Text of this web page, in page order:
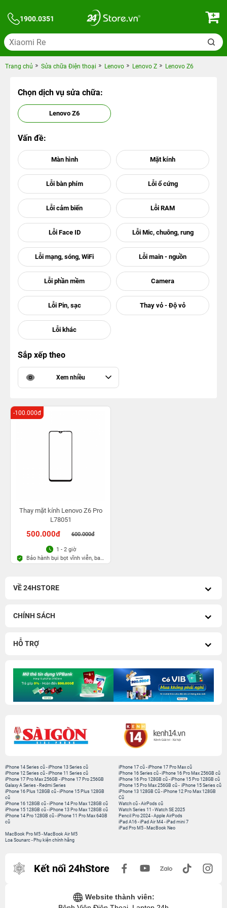
1900.0351
Trang chủ Sửa chữa Điện thoại Lenovo Lenovo Z Lenovo Z6
Chọn dịch vụ sửa chữa:
Lenovo Z6
Vấn đề:
Sắp xếp theo
Xem nhiều
Thay mặt kính Lenovo Z6 Pro
L78051
500.000đ 600.000đ
-100.000đ
1 - 2 giờ
Bảo hành bụi bọt vĩnh viễn, bao
rơi vỡ kính
VỀ 24HSTORE
CHÍNH SÁCH
HỖ TRỢ
iPhone 14 Series cũ -iPhone 13 Series cũ
iPhone 12 Series cũ -iPhone 11 Series cũ
iPhone 17 Pro Max 256GB -iPhone 17 Pro 256GB
Galaxy A Series - Redmi Series
iPhone 17 cũ -iPhone 17 Pro Max cũ
iPhone 16 Series cũ - iPhone 16 Pro Max 256GB cũ
iPhone 16 Pro 128GB cũ -iPhone 15 Pro 128GB cũ
iPhone 15 Pro Max 256GB cũ - iPhone 15 Series cũ
iPhone 16 Plus 128GB cũ -iPhone 15 Plus 128GB
cũ
iPhone 16 128GB cũ -iPhone 14 Pro Max 128GB cũ
iPhone 15 128GB cũ -iPhone 13 Pro Max 128GB cũ
iPhone 14 Pro 128GB cũ -iPhone 11 Pro Max 64GB
cũ
iPhone 13 128GB Cũ -iPhone 12 Pro Max 128GB
Cũ
Watch cũ -AirPods cũ
Watch Series 11 -Watch SE 2025
Pencil Pro 2024 -Apple AirPods
iPad A16 -iPad Air M4 -iPad mini 7
iPad Pro M5 - MacBook Neo
MacBook Pro M5 - MacBook Air M5
Loa Sounarc - Phụ kiện chính hãng
Kết nối 24hStore
Website thành viên: